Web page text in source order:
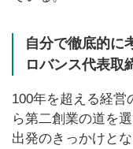
自分で徹底的に
ロバンス代表取
100年を超える経営
ら第二創業の道を
出発のきっかけと